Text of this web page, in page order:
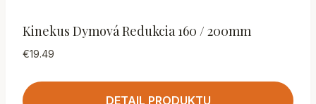
Kinekus Dymová Redukcia 160 / 200mm
€19.49
DETAIL PRODUKTU